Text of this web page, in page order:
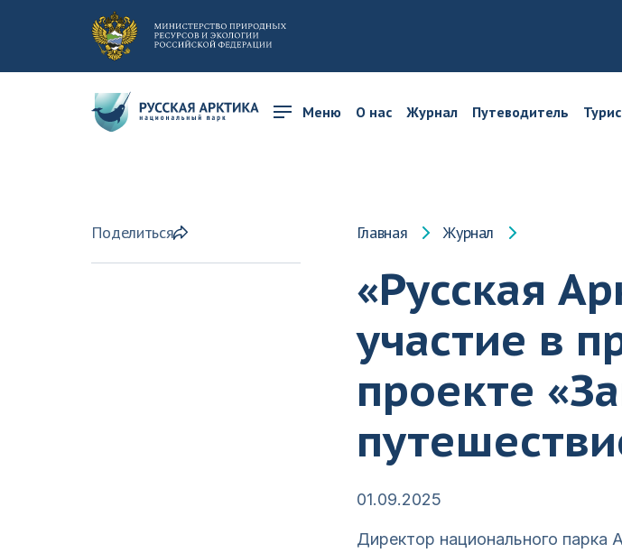
Меню О нас Журнал Путеводитель
Поделиться Главная Журнал
«Русская
участие в
проекте
01.09.2025
Директор национального